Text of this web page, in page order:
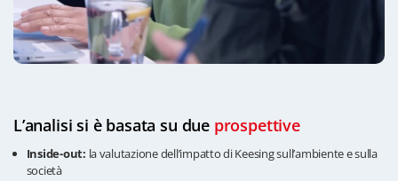
L’analisi si è basata su due prospettive
Inside-out: la valutazione dell’impatto di Keesing sull’ambiente e sulla
società